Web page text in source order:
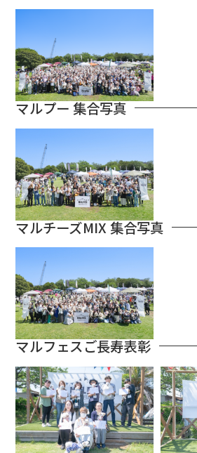
マルプー 集合写真
マルチーズMIX 集合写真
マルフェスご長寿表彰